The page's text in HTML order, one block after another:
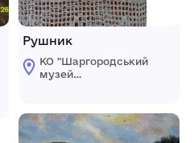
Рушник
КО "Шаргородський
музей
Шаргородської
міської ради